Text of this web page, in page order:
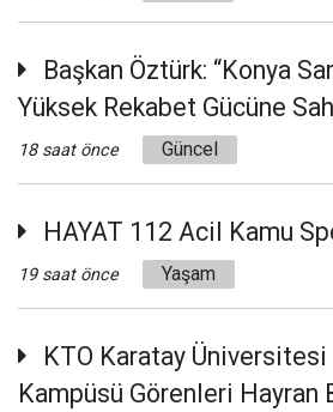
Başkan Öztürk: “Konya
Yüksek Rekabet Gücüne
18 saat önce Güncel
HAYAT 112 Acil Kamu
19 saat önce Yaşam
KTO Karatay Üniversitesi
Kampüsü Görenleri Hayran